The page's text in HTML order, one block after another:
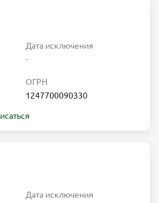
Дата исключения
-
ОГРН
1247700090330
Дата исключения